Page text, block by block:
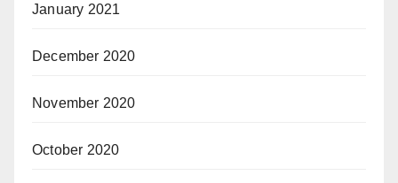
January 2021
December 2020
November 2020
October 2020